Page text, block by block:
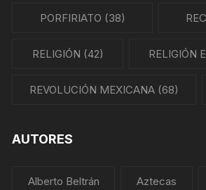
PORFIRIATO (38)
RELIGIÓN (42) RELIGIÓN
REVOLUCIÓN MEXICANA (68)
AUTORES
Alberto Beltrán Aztecas